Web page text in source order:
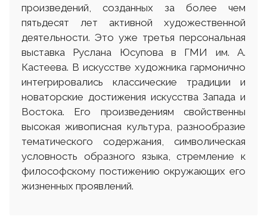
произведений, созданных за более чем
пятьдесят лет активной художественной
деятельности. Это уже третья персональная
выставка Руслана Юсупова в ГМИ им. А.
Кастеева. В искусстве художника гармонично
интегрировались классические традиции и
новаторские достижения искусства Запада и
Востока. Его произведениям свойственны
высокая живописная культура, разнообразие
тематического содержания, символическая
условность образного языка, стремление к
философскому постижению окружающих его
жизненных проявлений.